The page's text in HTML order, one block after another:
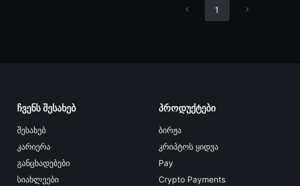
1
ჩვენს შესახებ
შესახებ
კარიერა
განცხადებები
სიახლეები
პროდუქტები
ბირჟა
კრიპტოს ყიდვა
Pay
Crypto Payments